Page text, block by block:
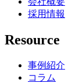
採用情報
Resource
事例紹介
コラム